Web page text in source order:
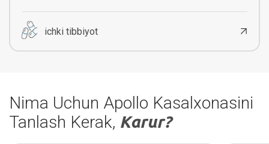
ichki tibbiyot
Nima Uchun Apollo Kasalxonasini
Tanlash Kerak, Karur?